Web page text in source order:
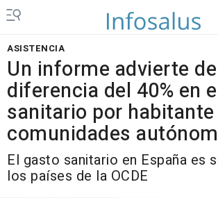
ASISTENCIA
Un informe advierte
diferencia del 40% en
sanitario por
comunidades
El gasto sanitario en España es
los países de la OCDE